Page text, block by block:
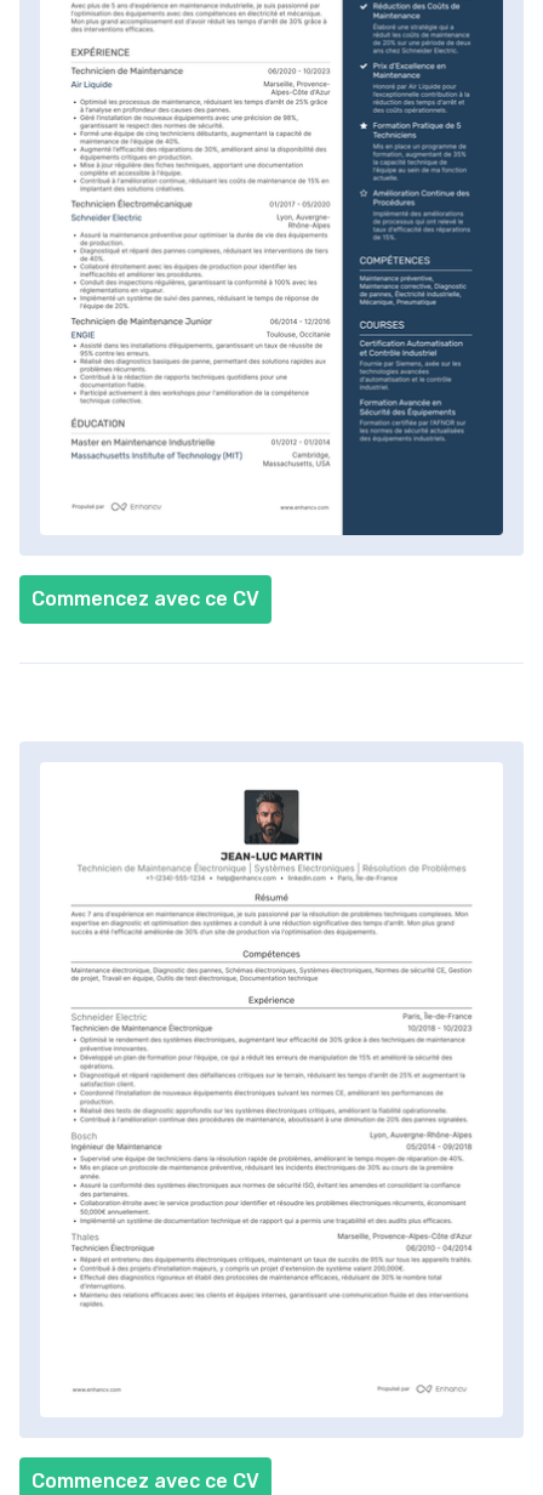
Commencez avec ce CV
Commencez avec ce CV